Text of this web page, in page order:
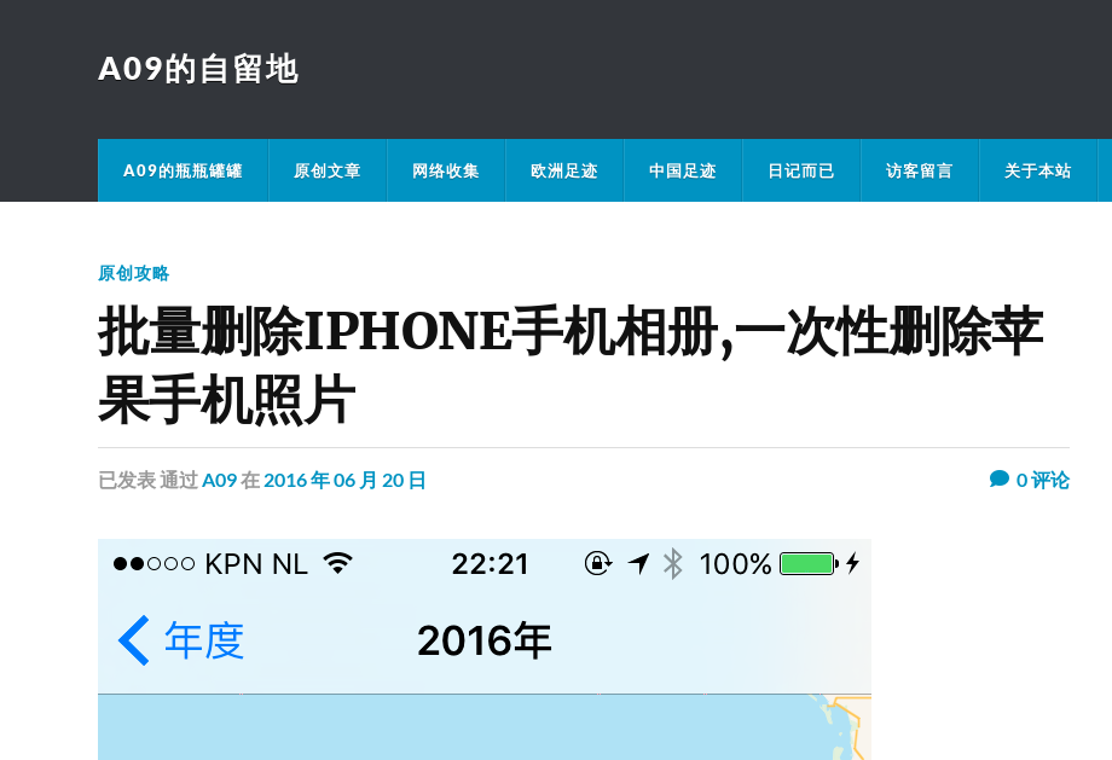
A09的自留地
A09的瓶瓶罐罐 原创文章 网络收集 欧洲足迹 中国足迹 日记而已 访客留言 关于本站
原创攻略
批量删除IPHONE手机相册,一次性删除苹
果手机照片
已发表通过A09在 2016 年 06 月 20 日 0评论